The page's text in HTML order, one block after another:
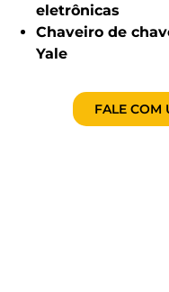
eletrônicas
Chaveiro de
Yale
FALE COM